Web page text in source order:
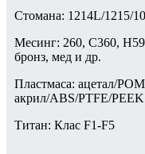
Стомана: 1214L/1215/
Месинг: 260, C360,
бронз, мед и др.
Пластмаса: ацетал/
акрил/ABS/PTFE/
Титан: Клас F1-F5